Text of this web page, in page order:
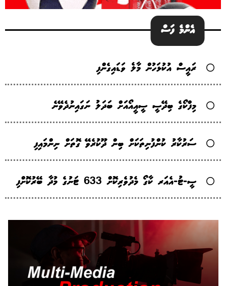
އެންމެ ފަސް
ރައީސް އުކުޅަހުން މާލެ ވަޑައިގެންފި
މިފްކޯގެ ބިދޭސީ ސީއީއޯއަށް ބަދަލު ނަގައިނުދެވޭނެ
ސަރުކާރު ކުންފުނިތަކަށް ބިން ދޫކުރެވޭ ގޮތަށް ނިންމައިފި
ސީ-ޓު-އެއަރ ކާގޯ މެދުވެރިކޮށް 633 ޓަނުގެ މުދާ ބޭރުކޮށްފި